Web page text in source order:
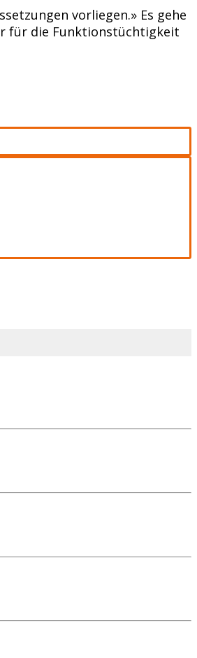
vorliegen.» Es gehe
für die Funktionstüchtigkeit